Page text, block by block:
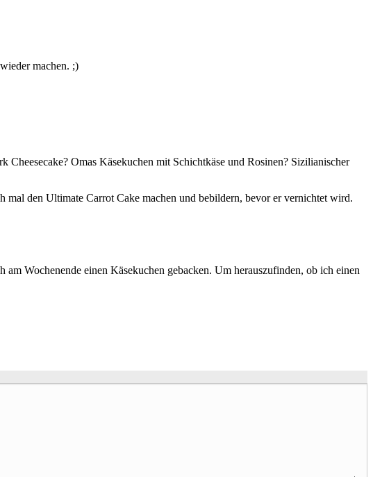
machen. ;)
Omas Käsekuchen mit Schichtkäse und Rosinen? Sizilianischer
den Ultimate Carrot Cake machen und bebildern, bevor er vernichtet wird.
Wochenende einen Käsekuchen gebacken. Um herauszufinden, ob ich einen